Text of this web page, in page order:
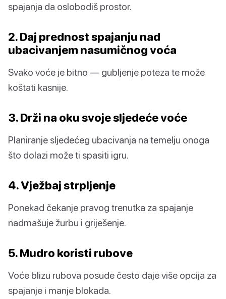
spajanja da oslobodiš prostor.
2. Daj prednost spajanju nad
ubacivanjem nasumičnog voća
Svako voće je bitno — gubljenje poteza te može
koštati kasnije.
3. Drži na oku svoje sljedeće voće
Planiranje sljedećeg ubacivanja na temelju onoga
što dolazi može ti spasiti igru.
4. Vježbaj strpljenje
Ponekad čekanje pravog trenutka za spajanje
nadmašuje žurbu i griješenje.
5. Mudro koristi rubove
Voće blizu rubova posude često daje više opcija za
spajanje i manje blokada.